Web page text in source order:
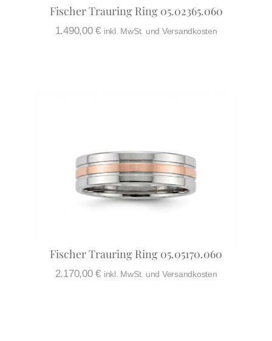
Fischer Trauring Ring 05.02365.060
1.490,00€ inkl. MwSt. und Versandkosten
Fischer Trauring Ring 05.05170.060
2.170,00€ inkl. MwSt. und Versandkosten